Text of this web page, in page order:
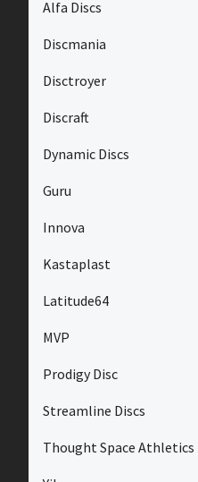
Alfa Discs
Discmania
Disctroyer
Discraft
Dynamic Discs
Guru
Innova
Kastaplast
Latitude64
MVP
Prodigy Disc
Streamline Discs
Thought Space Athletics